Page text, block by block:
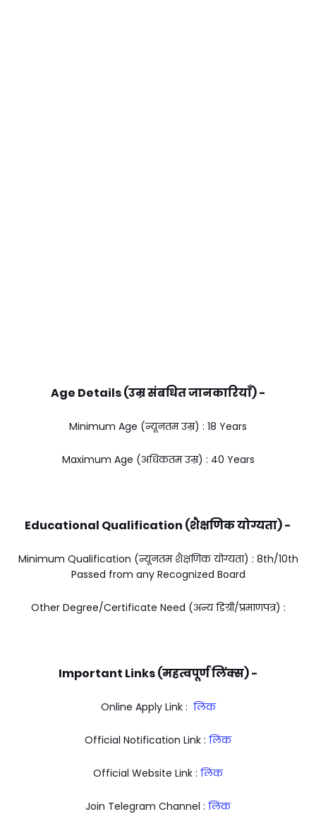
Age Details (उम्र संबधित जानकारियाँ) -
Minimum Age (न्यूनतम उम्र) : 18 Years
Maximum Age (अधिकतम उम्र) : 40 Years
Educational Qualification (शैक्षणिक योग्यता) -
Minimum Qualification (न्यूनतम शैक्षणिक योग्यता) : 8th/10th
Passed from any Recognized Board
Other Degree/Certificate Need (अन्य डिग्री/प्रमाणपत्र) :
Important Links (महत्वपूर्ण लिंक्स) -
Online Apply Link : लिंक
Official Notification Link : लिंक
Official Website Link : लिंक
Join Telegram Channel : लिंक